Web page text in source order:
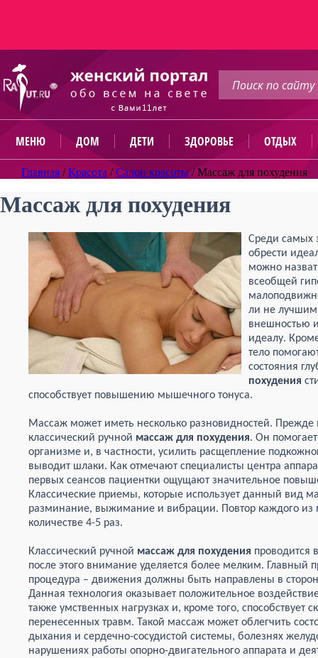
МЕНЮ ДОМ ДЕТИ ЗДОРОВЬЕ ОТДЫХ
Главная /Красота /Салон красоты /Массаж для похудения
Массаж для похудения
Среди самых
обрести
можно
всеобщей
ли не лучшим
внешностью
идеалу.
тело
состояния
похудения
способствует повышению мышечного тонуса.
Массаж может иметь несколько разновидностей. Прежде
классический ручной массаж для похудения. Он
организме и, в частности, усилить расщепление
выводит шлаки. Как отмечают специалисты центра
первых сеансов пациентки ощущают значительное
Классические приемы, которые использует данный вид
разминание, выжимание и вибрации. Повтор каждого из
количестве 4-5 раз.
Классический ручной массаж для похудения проводится
после этого внимание уделяется более мелким. Главный
процедура – движения должны быть направлены в
Данная технология оказывает положительное
также умственных нагрузках и, кроме того, способствует
перенесенных травм. Такой массаж может облегчить
дыхания и сердечно-сосудистой системы, болезнях
нарушениях работы опорно-двигательного аппарата и